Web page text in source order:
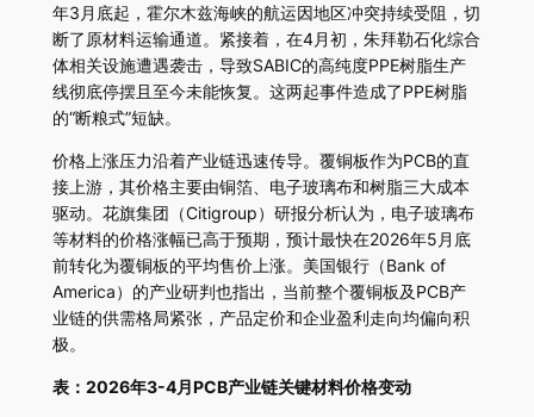
年3月底起，霍尔木兹海峡的航运因地区冲突持续受阻，切
断了原材料运输通道。紧接着，在4月初，朱拜勒石化综合
体相关设施遭遇袭击，导致SABIC的高纯度PPE树脂生产
线彻底停摆且至今未能恢复。这两起事件造成了PPE树脂
的“断粮式”短缺。
价格上涨压力沿着产业链迅速传导。覆铜板作为PCB的直
接上游，其价格主要由铜箔、电子玻璃布和树脂三大成本
驱动。花旗集团（Citigroup）研报分析认为，电子玻璃布
等材料的价格涨幅已高于预期，预计最快在2026年5月底
前转化为覆铜板的平均售价上涨。美国银行（Bank of
America）的产业研判也指出，当前整个覆铜板及PCB产
业链的供需格局紧张，产品定价和企业盈利走向均偏向积
极。
表：2026年3-4月PCB产业链关键材料价格变动